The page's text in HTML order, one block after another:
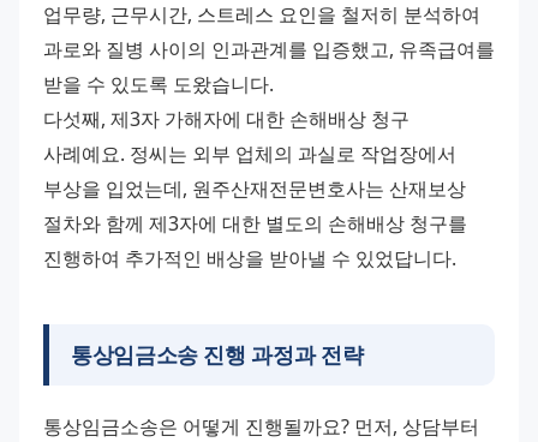
업무량, 근무시간, 스트레스 요인을 철저히 분석하여
과로와 질병 사이의 인과관계를 입증했고, 유족급여를
받을 수 있도록 도왔습니다.
다섯째, 제3자 가해자에 대한 손해배상 청구
사례예요. 정씨는 외부 업체의 과실로 작업장에서
부상을 입었는데, 원주산재전문변호사는 산재보상
절차와 함께 제3자에 대한 별도의 손해배상 청구를
진행하여 추가적인 배상을 받아낼 수 있었답니다.
통상임금소송 진행 과정과 전략
통상임금소송은 어떻게 진행될까요? 먼저, 상담부터